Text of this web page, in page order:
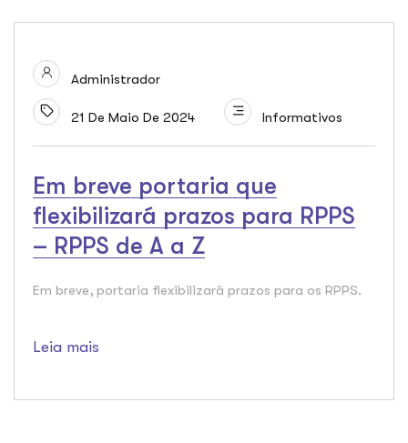
Administrador
21 De Maio De 2024 Informativos
Em breve portaria que
flexibilizará prazos para RPPS
– RPPS de A a Z
Em breve, portaria flexibilizará prazos para os RPPS.
Leia mais